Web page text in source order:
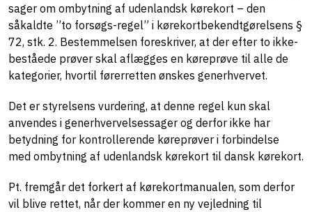
sager om ombytning af udenlandsk kørekort – den
såkaldte ”to forsøgs-regel” i kørekortbekendtgørelsens §
72, stk. 2. Bestemmelsen foreskriver, at der efter to ikke-
beståede prøver skal aflægges en køreprøve til alle de
kategorier, hvortil førerretten ønskes generhvervet.
Det er styrelsens vurdering, at denne regel kun skal
anvendes i generhvervelsessager og derfor ikke har
betydning for kontrollerende køreprøver i forbindelse
med ombytning af udenlandsk kørekort til dansk kørekort.
Pt. fremgår det forkert af kørekortmanualen, som derfor
vil blive rettet, når der kommer en ny vejledning til